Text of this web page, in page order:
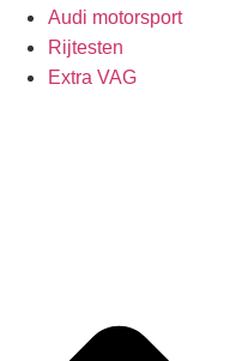
Audi motorsport
Rijtesten
Extra VAG